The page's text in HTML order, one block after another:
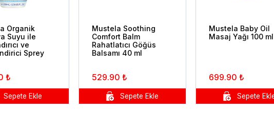
Organik
Suyu ile
ve
Sprey
₺
Mustela Soothing
Comfort Balm
Rahatlatıcı Göğüs
Balsamı 40 ml
529.90 ₺
Mustela Baby Oil
Masaj Yağı 100 ml
699.90 ₺